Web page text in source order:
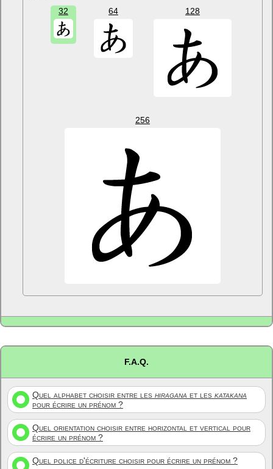
32 64 128
256
F.A.Q.
Quel alphabet choisir entre les hiragana et les katakana
pour écrire un prénom ?
Quel orientation choisir entre horizontal et vertical pour
écrire un prénom ?
Quel police d'écriture choisir pour écrire un prénom ?